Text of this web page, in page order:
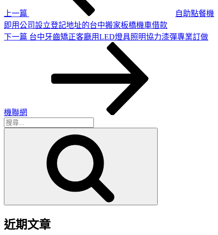
上一篇
自助點餐機
即用公司設立登記地址的台中搬家板橋機車借款
下
下一篇 台中牙齒矯正客廳用LED燈具照明協力漆彈專業訂做
機聯網
搜
近期文章